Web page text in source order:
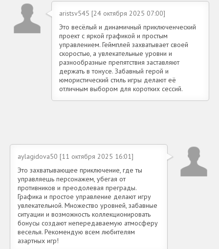
aristsv545 [24 октября 2025 07:00]
Это весёлый и динамичный приключенческий
проект с яркой графикой и простым
управлением. Геймплей захватывает своей
скоростью, а увлекательные уровни и
разнообразные препятствия заставляют
держать в тонусе. Забавный герой и
юмористический стиль игры делают её
отличным выбором для коротких сессий.
aylagidova50 [11 октября 2025 16:01]
Это захватывающее приключение, где ты
управляешь персонажем, убегая от
противников и преодолевая преграды.
Графика и простое управление делают игру
увлекательной. Множество уровней, забавные
ситуации и возможность коллекционировать
бонусы создают непередаваемую атмосферу
веселья. Рекомендую всем любителям
азартных игр!